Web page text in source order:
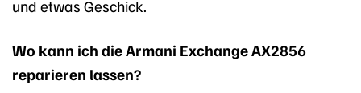
und etwas Geschick.
Wo kann ich die Armani Exchange AX2856
reparieren lassen?